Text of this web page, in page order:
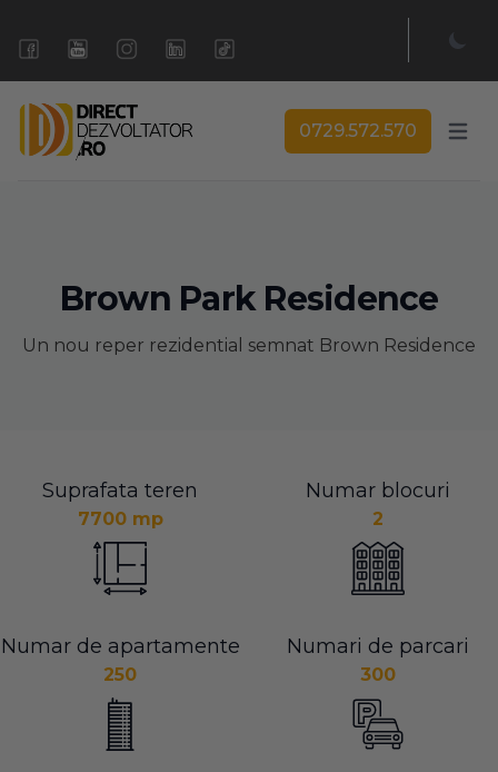
0729.572.570 Open
Brown Park Residence
Un nou reper rezidential semnat Brown Residence
Suprafata teren
7700 mp
Numar blocuri
2
Numar de apartamente
250
Numari de parcari
300